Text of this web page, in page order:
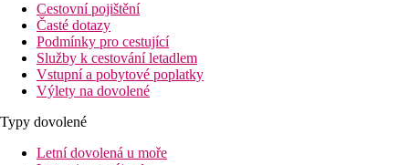
Cestovní pojištění
Časté dotazy
Podmínky pro cestující
Služby k cestování letadlem
Vstupní a pobytové poplatky
Výlety na dovolené
Typy dovolené
Letní dovolená u moře